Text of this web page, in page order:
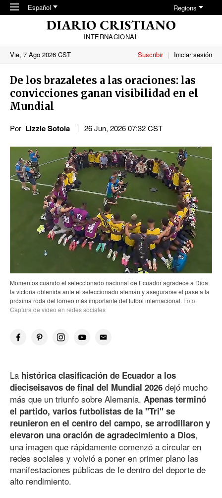
Skip to main content
Español Regions
INTERNACIONAL
Vie, 7 Ago 2026 CST
Suscribir Iniciar sesión
De los brazaletes a las oraciones: las
convicciones ganan visibilidad en el
Mundial
Por Lizzie Sotola 26 Jun, 2026 07:32 CST
Momentos cuando el seleccionado nacional de Ecuador agradece a Dioa
la victoria obtenida ante el seleccionado alemán y asegurarse el pase a la
próxima roda del torneo más importante del futbol internacional. Foto:
Captura de video en redes sociales
La histórica clasificación de Ecuador a los
dieciseisavos de final del Mundial 2026 dejó mucho
más que un triunfo sobre Alemania. Apenas terminó
el partido, varios futbolistas de la "Tri" se
reunieron en el centro del campo, se arrodillaron y
elevaron una oración de agradecimiento a Dios,
una imagen que rápidamente comenzó a circular en
redes sociales y volvió a poner en primer plano las
manifestaciones públicas de fe dentro del deporte de
alto rendimiento.